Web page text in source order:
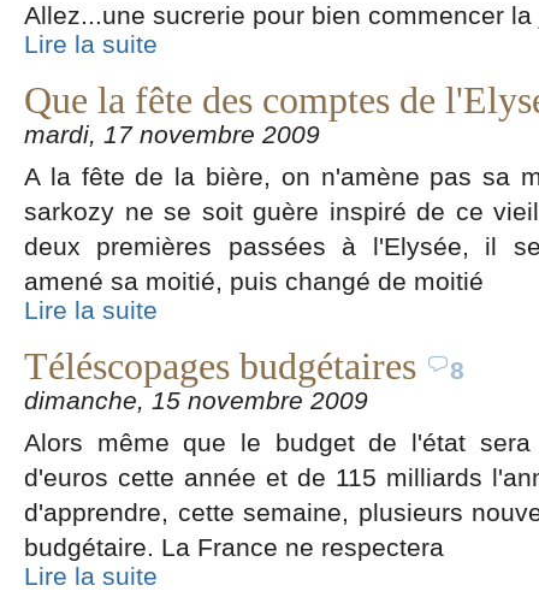
Allez...une sucrerie pour bien commencer la
Lire la suite
Que la fête des comptes de
mardi, 17 novembre 2009
A la fête de la bière, on n'amène pas sa
sarkozy ne se soit guère inspiré de ce
deux premières passées à l'Elysée, il
amené sa moitié, puis changé de moitié
Lire la suite
Téléscopages budgétaires
8
dimanche, 15 novembre 2009
Alors même que le budget de l'état
d'euros cette année et de 115 milliards
d'apprendre, cette semaine, plusieurs
budgétaire. La France ne respectera
Lire la suite